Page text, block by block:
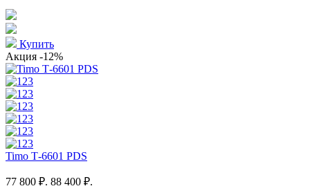
Купить
Акция -12%
Timo Т-6601 PDS
77 800 ₽. 88 400 ₽.